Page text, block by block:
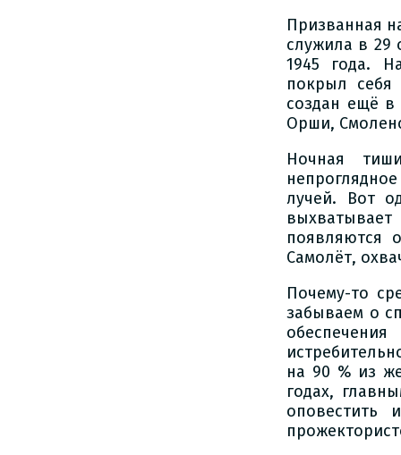
Призванная
служила в 29
1945 года.
покрыл
создан ещё в
Орши,
Ночная
лучей. Вот
появляются
Самолёт,
Почему-то
забываем о
на 90 % из
годах,
оповестить